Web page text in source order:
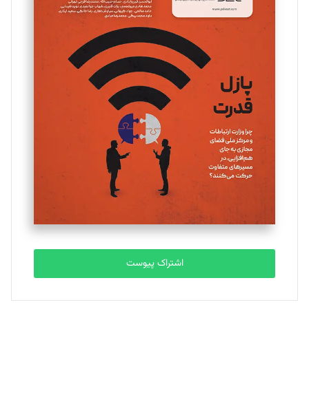
مینا پاکدل
یسنا امان‌پور
تحریریه
ملینا جعفری
تحریریه
مصطفی مسجدی آرانی
تحریریه
بابک نقاش
تحریریه
اشتراک پیوست